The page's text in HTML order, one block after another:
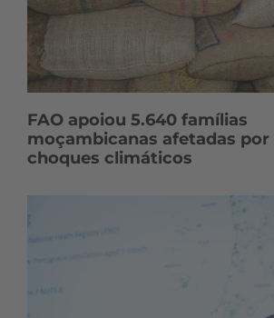
FAO apoiou 5.640 famílias
moçambicanas afetadas
choques climáticos